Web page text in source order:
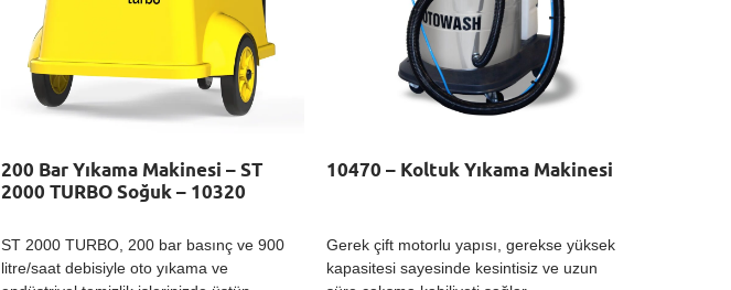
200 Bar Yıkama Makinesi – ST
2000 TURBO Soğuk – 10320
ST 2000 TURBO, 200 bar basınç ve 900
litre/saat debisiyle oto yıkama ve
10470 – Koltuk Yıkama Makinesi
Gerek çift motorlu yapısı, gerekse yüksek
kapasitesi sayesinde kesintisiz ve uzun